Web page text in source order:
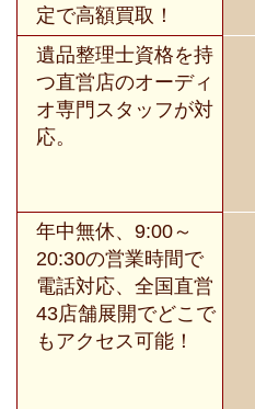
定で高額買取！
遺品整理士資格を持
つ直営店のオーディ
オ専門スタッフが対
応。
年中無休、9:00～
20:30の営業時間で
電話対応、全国直営
43店舗展開でどこで
もアクセス可能！